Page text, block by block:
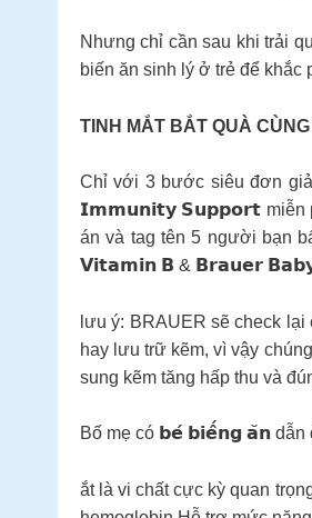
Nhưng chỉ cần sau khi trải
biến ăn sinh lý ở trẻ để
️TINH MẮT BẮT QUÀ
Chỉ với 3 bước siêu đơn
𝗜𝗺𝗺𝘂𝗻𝗶𝘁𝘆 𝗦𝘂𝗽𝗽𝗼𝗿𝘁 miễn
án và tag tên 5 người bạn
𝗩𝗶𝘁𝗮𝗺𝗶𝗻 𝗕 & 𝗕𝗿𝗮𝘂𝗲𝗿 𝗕𝗮𝗯𝘆
lưu ý: BRAUER sẽ check
hay lưu trữ kẽm, vì vậy
sung kẽm tăng hấp thu và
Bố mẹ có 𝗯𝗲́ 𝗯𝗶𝗲̂́𝗻𝗴 𝗮̆𝗻 dẫn
ắt là vi chất cực kỳ quan